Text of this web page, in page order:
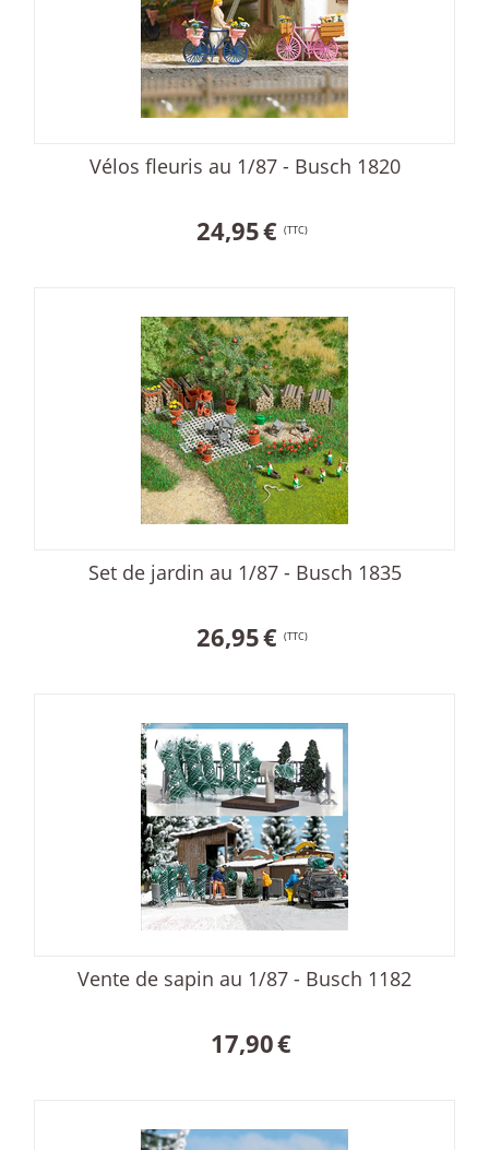
Vélos fleuris au 1/87 - Busch 1820
24,95€ (TTC)
Set de jardin au 1/87 - Busch 1835
26,95€ (TTC)
Vente de sapin au 1/87 - Busch 1182
17,90€